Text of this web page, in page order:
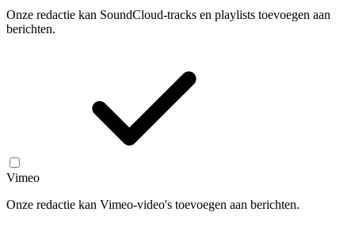
Onze redactie kan SoundCloud-tracks en playlists toevoegen aan
berichten.
Vimeo
Onze redactie kan Vimeo-video's toevoegen aan berichten.